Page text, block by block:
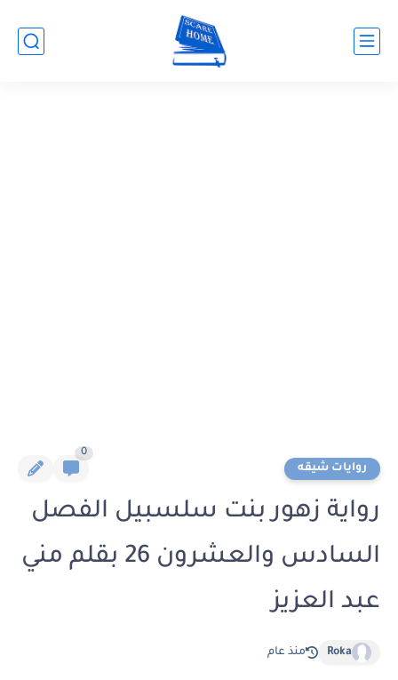
روايات شيقه
0
رواية زهور بنت سلسبيل الفصل
السادس والعشرون 26 بقلم مني
عبد العزيز
Roka منذ عام